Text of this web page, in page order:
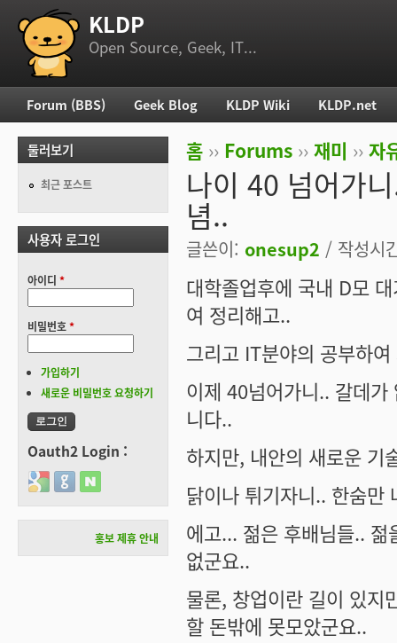
부 메뉴 KLDP
Open Source, Geek, IT...
현재 위치
홈 ›› Forums ›› 재미 ›› 자
나이 40 넘어가
념..
글쓴이: onesup2 / 작성시
대학졸업후에 국내 D모
여 정리해고..
그리고 IT분야의 공부하
이제 40넘어가니.. 갈데
니다..
하지만, 내안의 새로운 기
닭이나 튀기자니.. 한숨만
에고... 젊은 후배님들..
없군요..
물론, 창업이란 길이 있지
할 돈밖에 못모았군요..
주 메뉴
Forum (BBS) Geek Blog KLDP Wiki KLDP.net
둘러보기
최근 포스트
사용자 로그인
아이디 *
비밀번호*
가입하기
새로운 비밀번호 요청하기
Oauth2 Login :
Login with Google
Login with GitHub
Login with Naver
홍보 제휴 안내